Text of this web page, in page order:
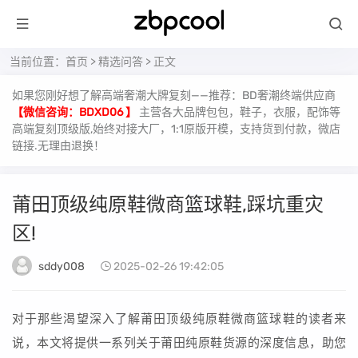
当前位置： 首页 >精选问答 > 正文
如果您刚好想了解高端奢潮大牌复刻——推荐：BD奢潮终端供应商
【微信咨询：BDXD06 】
主营各大品牌包包，鞋子，衣服，配饰等
高端复刻顶级版,始终对接大厂，1:1原版开模，支持货到付款，微店
链接.无理由退换！
莆田顶级纯原鞋微商篮球鞋,踩坑重灾
区!
sddy008 2025-02-26 19:42:05
对于那些渴望深入了解莆田顶级纯原鞋微商篮球鞋的读者来
说，本文将提供一系列关于莆田纯原鞋货源的深度信息，助您